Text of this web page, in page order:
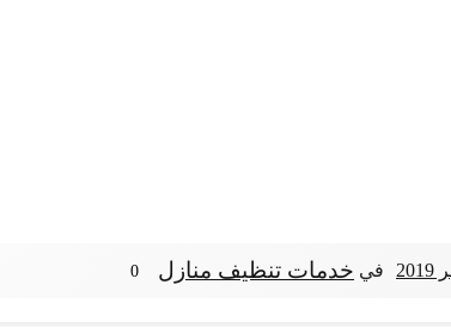
في خدمات تنظيف منازل 0